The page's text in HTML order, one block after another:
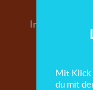
In diesem
Mit Klick
du mit